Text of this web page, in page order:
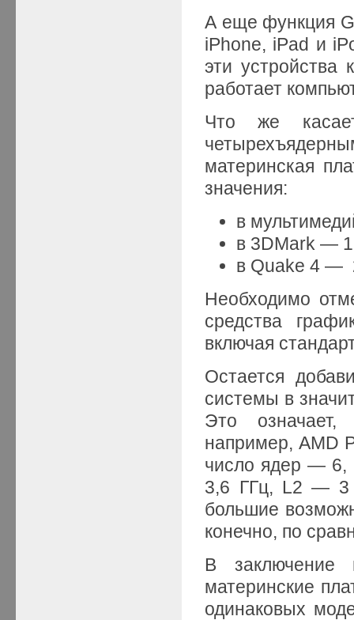
А еще функция
iPhone, iPad и
эти устройства
работает
Что же
материнская
значения:
в
в 3DMark —
в Quake 4 —
Необходимо
средства
включая
Остается
системы в
Это
например, AMD
число ядер — 6,
3,6 ГГц, L2 — 3
большие
конечно, по
В заключение
материнские
одинаковых